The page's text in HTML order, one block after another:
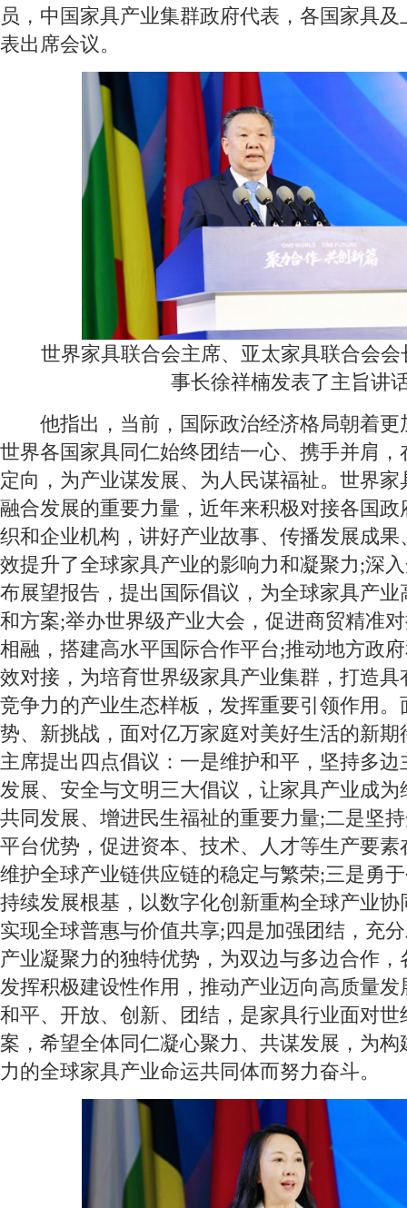
员，中国家具产业集群政府代表，各国家具
表出席会议。
世界家具联合会主席、亚太家具联合会会
事长徐祥楠发表了主旨讲
他指出，当前，国际政治经济格局朝着更
世界各国家具同仁始终团结一心、携手并肩
定向，为产业谋发展、为人民谋福祉。世界
融合发展的重要力量，近年来积极对接各国
织和企业机构，讲好产业故事、传播发展成
效提升了全球家具产业的影响力和凝聚力;深
布展望报告，提出国际倡议，为全球家具产
和方案;举办世界级产业大会，促进商贸精准
相融，搭建高水平国际合作平台;推动地方政
效对接，为培育世界级家具产业集群，打造
竞争力的产业生态样板，发挥重要引领作用
势、新挑战，面对亿万家庭对美好生活的新
主席提出四点倡议：一是维护和平，坚持多
发展、安全与文明三大倡议，让家具产业成
共同发展、增进民生福祉的重要力量;二是坚
平台优势，促进资本、技术、人才等生产要
维护全球产业链供应链的稳定与繁荣;三是勇
持续发展根基，以数字化创新重构全球产业
实现全球普惠与价值共享;四是加强团结，充
产业凝聚力的独特优势，为双边与多边合作
发挥积极建设性作用，推动产业迈向高质量
和平、开放、创新、团结，是家具行业面对
案，希望全体同仁凝心聚力、共谋发展，为
力的全球家具产业命运共同体而努力奋斗。